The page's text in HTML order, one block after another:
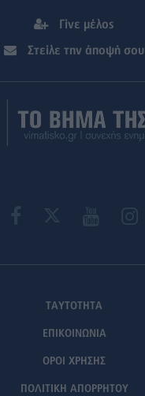
Γίνε μέλος
Στείλε την άποψή σου
ΤΑΥΤΟΤΗΤΑ
ΕΠΙΚΟΙΝΩΝΙΑ
ΟΡΟΙ ΧΡΗΣΗΣ
ΠΟΛΙΤΙΚΗ ΑΠΟΡΡΗΤΟΥ